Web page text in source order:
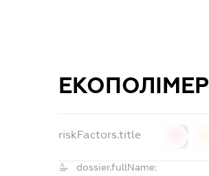
ЕКОПОЛІМЕР
riskFactors.title
dossier.fullName: